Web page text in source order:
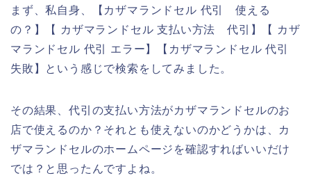
まず、私自身、【カザマランドセル 代引 使える
の？】【 カザマランドセル 支払い方法 代引】【 カザ
マランドセル 代引 エラー】【カザマランドセル 代引
失敗】という感じで検索をしてみました。
その結果、代引の支払い方法がカザマランドセルのお
店で使えるのか？それとも使えないのかどうかは、カ
ザマランドセルのホームページを確認すればいいだけ
では？と思ったんですよね。